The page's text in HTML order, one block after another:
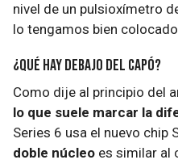
nivel de un pulsioxímetro
lo tengamos bien
¿Qué hay debajo del capó?
Como dije al principio del
lo que suele marcar la
Series 6 usa el nuevo chip
doble núcleo es similar al